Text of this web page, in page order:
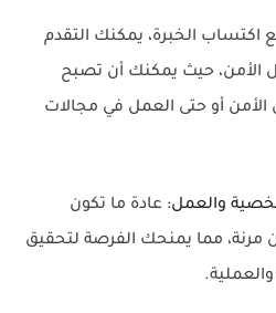
اكتساب الخبرة، يمكنك التقدم
الأمن، حيث يمكنك أن تصبح
أو حتى العمل في مجالات
عادة ما تكون
مما يمنحك الفرصة لتحقيق